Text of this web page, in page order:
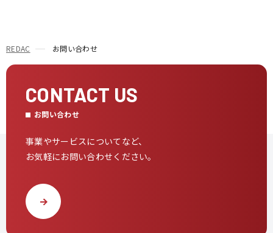
REDAC お問い合わせ
CONTACT US
お問い合わせ
事業やサービスについてなど、
お気軽にお問い合わせください。